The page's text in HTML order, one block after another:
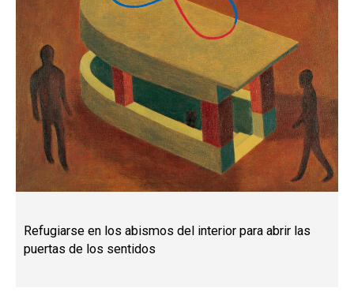
Refugiarse en los abismos del interior para abrir las
puertas de los sentidos